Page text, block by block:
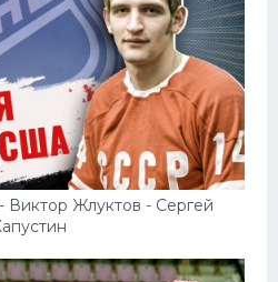
Виктор Жлуктов - Сергей